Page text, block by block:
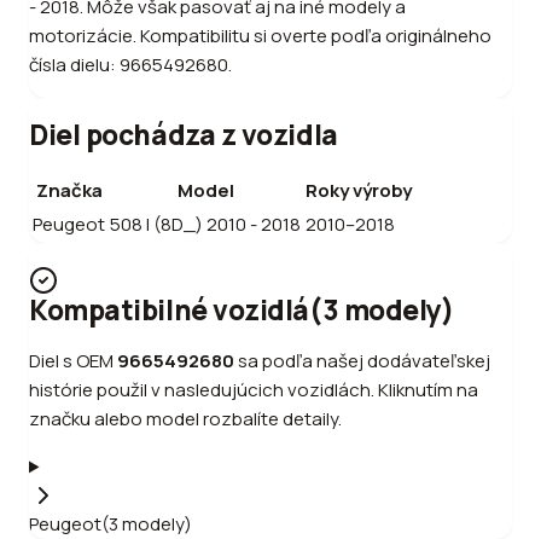
- 2018. Môže však pasovať aj na iné modely a
motorizácie. Kompatibilitu si overte podľa originálneho
čísla dielu: 9665492680.
Diel pochádza z vozidla
Značka Model
Roky výroby
Peugeot508 I (8D_) 2010 - 2018 2010–2018
Kompatibilné vozidlá(3 modely)
Diel s OEM 9665492680sa podľa našej dodávateľskej
histórie použil v nasledujúcich vozidlách. Kliknutím na
značku alebo model rozbalíte detaily.
Peugeot(3modely)